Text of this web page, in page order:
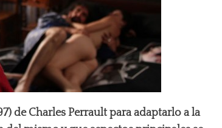
de Charles Perrault para adaptarlo a la